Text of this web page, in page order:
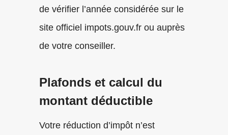
de vérifier l’année considérée sur le
site officiel impots.gouv.fr ou auprès
de votre conseiller.
Plafonds et calcul du
montant déductible
Votre réduction d’impôt n’est